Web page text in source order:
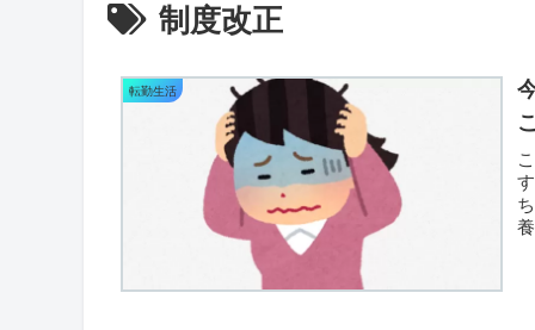
制度改正
転勤生活